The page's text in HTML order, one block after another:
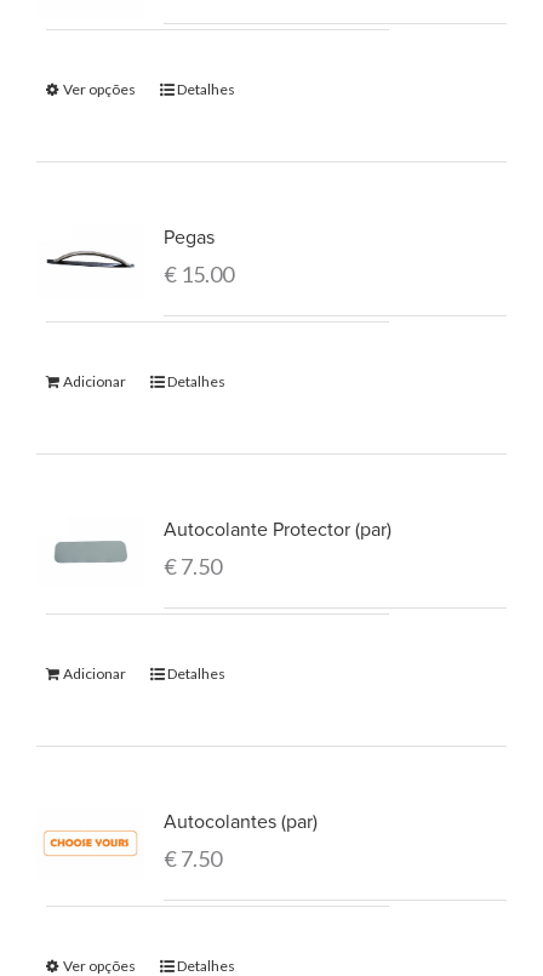
Ver opções Detalhes
Pegas
€15.00
Adicionar Detalhes
Autocolante Protector (par)
€7.50
Adicionar Detalhes
Autocolantes (par)
€7.50
Ver opções Detalhes